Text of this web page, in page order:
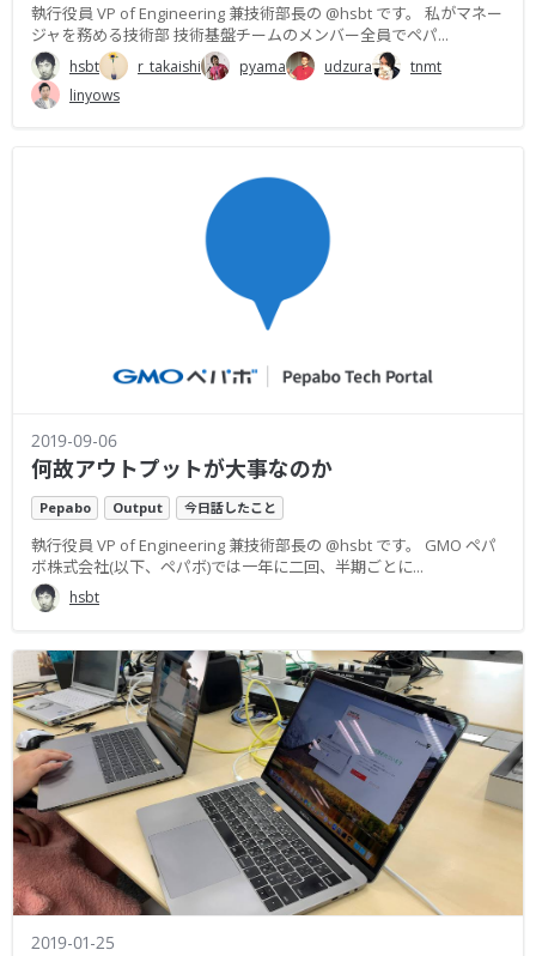
執行役員 VP of Engineering 兼技術部長の @hsbt です。 私がマネー
ジャを務める技術部 技術基盤チームのメンバー全員でペパ...
hsbt r_takaishi pyama udzura
tnmt
linyows
2019-09-06
何故アウトプットが大事なのか
Pepabo Output 今日話したこと
執行役員 VP of Engineering 兼技術部長の @hsbt です。 GMO ペパ
ボ株式会社(以下、ペパボ)では一年に二回、半期ごとに...
hsbt
2019-01-25